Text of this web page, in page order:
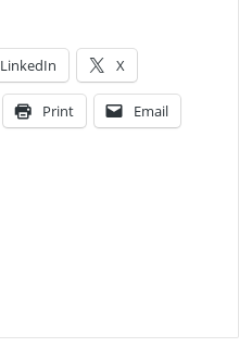
LinkedIn X
Print Email